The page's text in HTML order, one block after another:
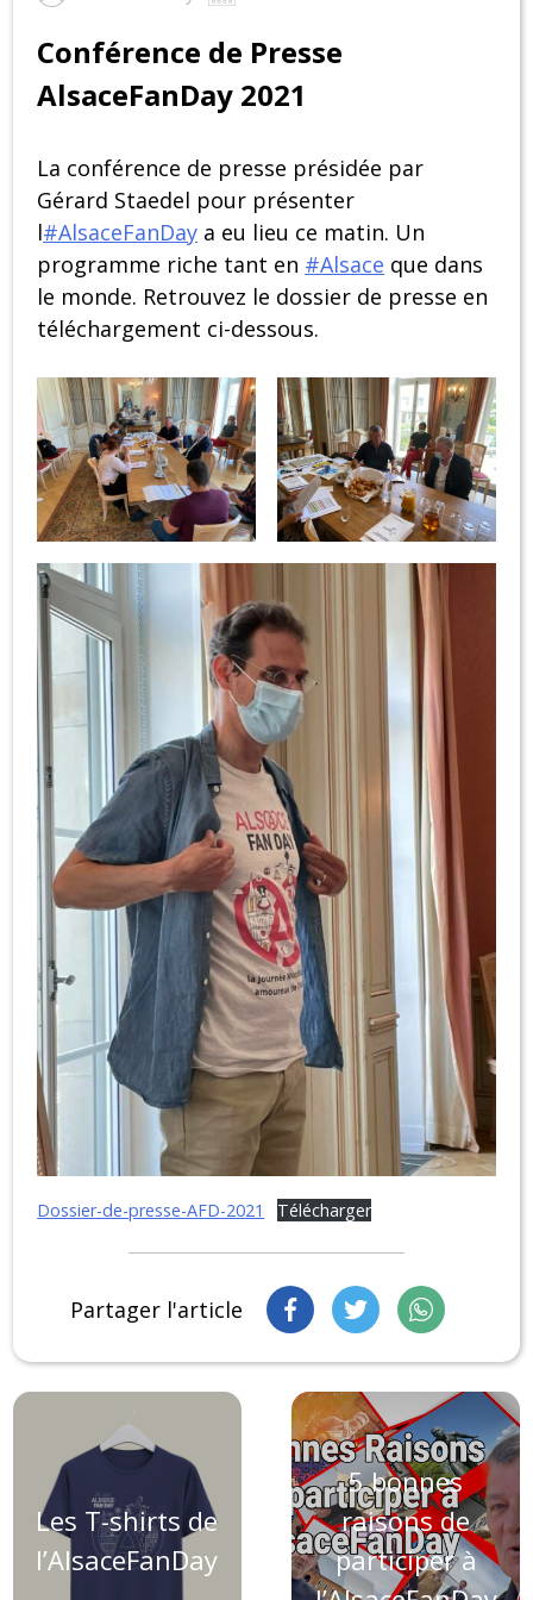
Conférence de Presse
AlsaceFanDay 2021
La conférence de presse présidée par
Gérard Staedel pour présenter
l#AlsaceFanDay a eu lieu ce matin. Un
programme riche tant en #Alsace que dans
le monde. Retrouvez le dossier de presse en
téléchargement ci-dessous.
Dossier-de-presse-AFD-2021 Télécharger
Partager l'article
Les T-shirts de
l’AlsaceFanDay
5 bonnes
raisons de
participer à